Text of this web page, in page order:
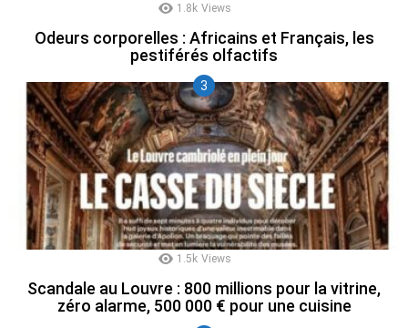
1.8k Views
Odeurs corporelles : Africains et Français, les
pestiférés olfactifs
1.5k Views
Scandale au Louvre : 800 millions pour la vitrine,
zéro alarme, 500 000 € pour une cuisine